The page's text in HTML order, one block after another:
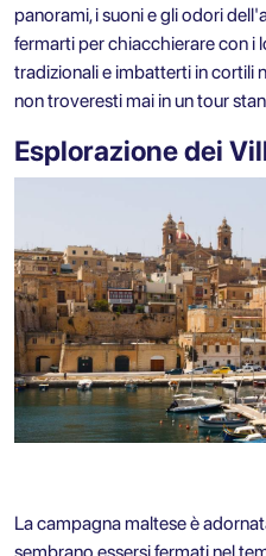
panorami, i suoni e gli odori
fermarti per chiacchierare con i
tradizionali e imbatterti in cortili
non troveresti mai in un tour
Esplorazione dei
La campagna maltese è